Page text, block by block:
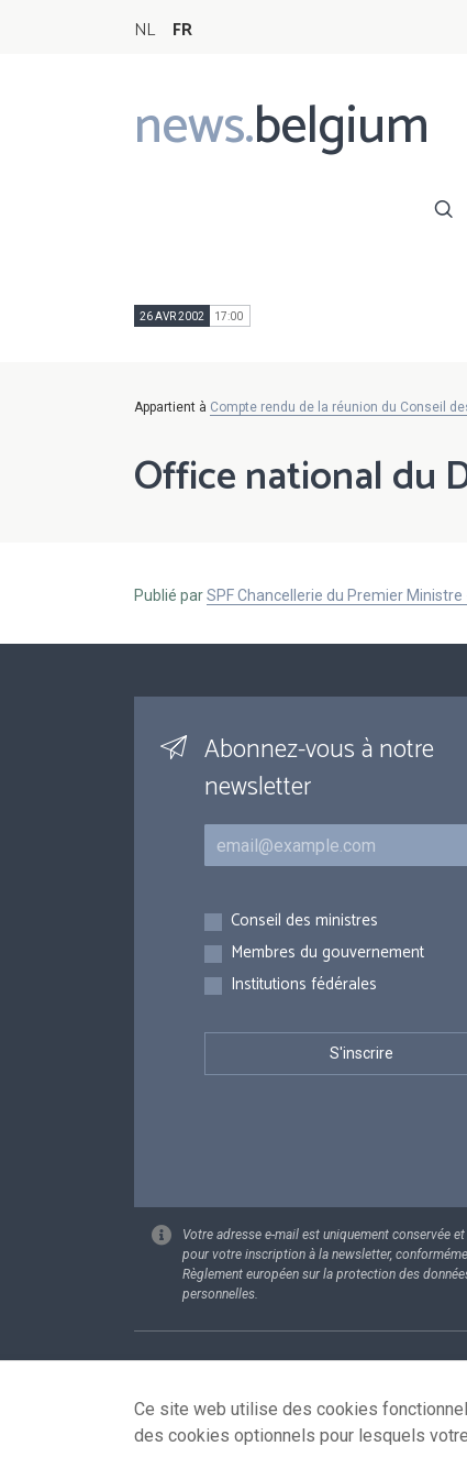
NL FR
news.belgium
Main
navigation
26 AVR 2002 17:00
Appartient à Compte rendu de la réunion du Conseil
Office national du
Publié parSPF Chancellerie du Premier
Abonnez-vous à notre
newsletter
Courriel
Inscriptions
Conseil des ministres
Membres du gouvernement
Institutions fédérales
Votre adresse e-mail est uniquement conservée
pour votre inscription à la newsletter,
Règlement européen sur la protection des
personnelles.
Ce site web utilise des cookies
des cookies optionnels pour lesquels